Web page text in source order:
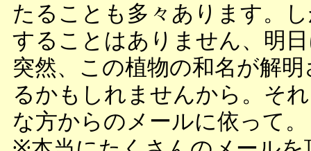
たることも多々あります。
することはありません、明
突然、この植物の和名が解
るかもしれませんから。そ
な方からのメールに依って。